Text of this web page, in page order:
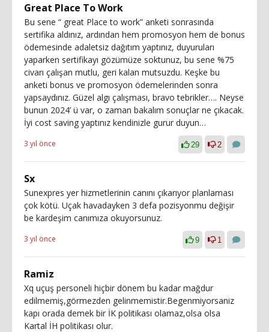
Great Place To Work
Bu sene “ great Place to work” anketi sonrasında
sertifika aldınız, ardından hem promosyon hem de bonus
ödemesinde adaletsiz dağıtım yaptınız, duyuruları
yaparken sertifikayı gözümüze soktunuz, bu sene %75
civarı çalışan mutlu, geri kalan mutsuzdu. Keşke bu
anketi bonus ve promosyon ödemelerinden sonra
yapsaydınız. Güzel algı çalışması, bravo tebrikler…. Neyse
bunun 2024’ ü var, o zaman bakalım sonuçlar ne çıkacak.
İyi cost saving yaptınız kendinizle gurur duyun…
3 yıl önce 29 2
Sx
Sunexpres yer hizmetlerinin canını çıkarıyor planlaması
çok kötü. Uçak havadayken 3 defa pozisyonmu değişir
be kardeşim canımıza okuyorsunuz.
3 yıl önce 9 1
Ramiz
Xq uçuş personeli hiçbir dönem bu kadar mağdur
edilmemiş,görmezden gelinmemistir.Begenmiyorsaniz
kapı orada demek bir İK politikası olamaz,olsa olsa
Kartal İH politikası olur.